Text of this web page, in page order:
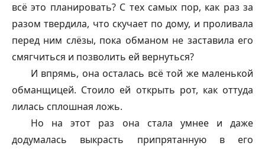
всё это планировать? С тех самых пор, как раз за
разом твердила, что скучает по дому, и проливала
перед ним слёзы, пока обманом не заставила его
смягчиться и позволить ей вернуться?
И впрямь, она осталась всё той же маленькой
обманщицей. Стоило ей открыть рот, как оттуда
лилась сплошная ложь.
Но на этот раз она стала умнее и даже
додумалась выкрасть припрятанную в его